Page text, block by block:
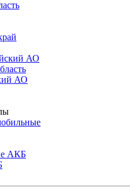
АО
АО
АКБ